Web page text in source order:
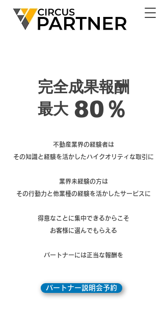
​完全成果報酬
​最大 80％
​不動産業界の経験者は
その知識と経験を活かしたハイクオリティな取引に
業界未経験の方は
その行動力と他業種の経験を活かしたサービスに
得意なことに集中できるからこそ
お客様に選んでもらえる
パートナーには正当な報酬を
パートナー説明会予約